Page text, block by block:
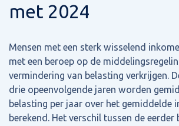
met 2024
Mensen met een sterk wisselend
met een beroep op de
vermindering van belasting verkrijgen.
drie opeenvolgende jaren worden
belasting per jaar over het gemiddelde
berekend. Het verschil tussen de eerder